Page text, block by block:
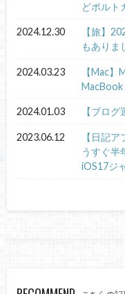
どポルト
2024.12.30
【旅】
もありま
2024.03.23
【Mac
MacBook
2024.01.03 【ブロ
2023.06.12
【日記
うすぐ
iOS17ジ